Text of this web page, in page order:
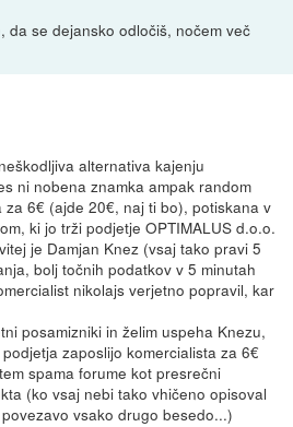
da se dejansko odločiš, nočem več
alternativa kajenju
ni nobena znamka ampak random
6€ (ajde 20€, naj ti bo), potiskana v
ki jo trži podjetje OPTIMALUS d.o.o.
je Damjan Knez (vsaj tako pravi 5
bolj točnih podatkov v 5 minutah
nikolajs verjetno popravil, kar
posamizniki in želim uspeha Knezu,
zaposlijo komercialista za 6€
spama forume kot presrečni
(ko vsaj nebi tako vhičeno opisoval
vsako drugo besedo...)